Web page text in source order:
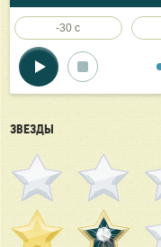
-30 c
ЗВЕЗДЫ